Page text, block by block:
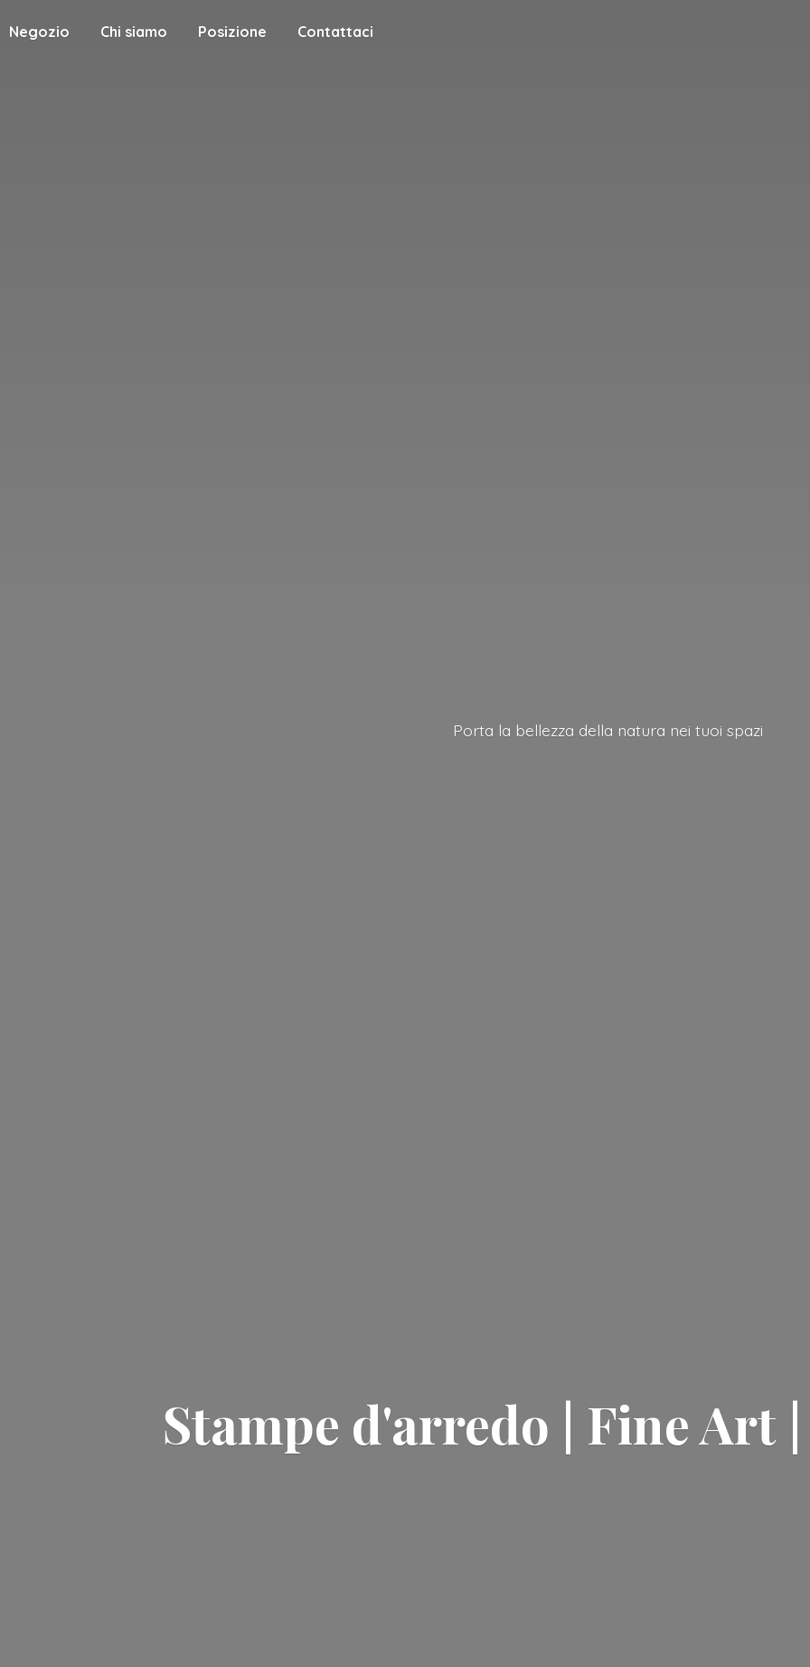
Negozio Chi siamo Posizione Contattaci
Stampe d'arredo | Fine Art
Porta la bellezza della natura nei tuoi spazi